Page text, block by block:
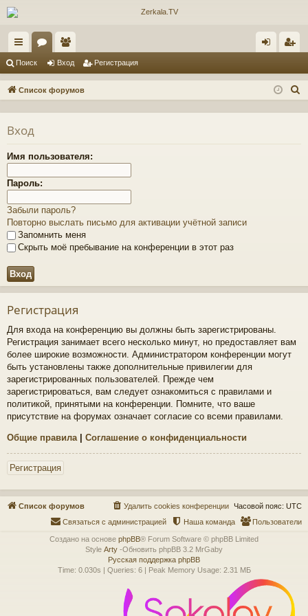
с
ы ум
ол
ьз
и
д ис
Поиск Вход Регистрация
Список форумов
Вход
Имя пользователя:
Пароль:
Забыли пароль?
Повторно выслать письмо для активации учётной записи
Запомнить меня
Скрыть моё пребывание на конференции в этот раз
Регистрация
Для входа на конференцию вы должны быть зарегистрированы.
Регистрация занимает всего несколько минут, но предоставляет вам
более широкие возможности. Администратором конференции могут
быть установлены также дополнительные привилегии для
зарегистрированных пользователей. Прежде чем
зарегистрироваться, вам следует ознакомиться с правилами и
политикой, принятыми на конференции. Помните, что ваше
присутствие на форумах означает согласие со всеми правилами.
Общие правила | Соглашение о конфиденциальности
Регистрация
Список форумов Часовой пояс: UTC
Удалить cookies конференции
Пользователи
Наша команда
Связаться с администрацией
Создано на основе phpBB® Forum Software © phpBB Limited
Style Arty -Обновить phpBB 3.2 MrGaby
Русская поддержка phpBB
Time: 0.030s | Queries: 6| Peak Memory Usage: 2.31 МБ